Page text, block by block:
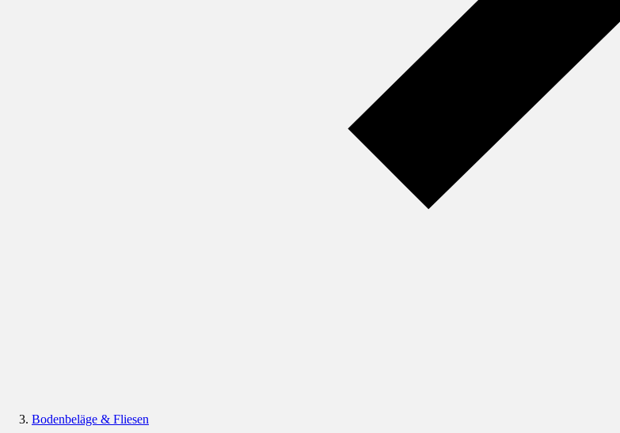
Bodenbeläge & Fliesen